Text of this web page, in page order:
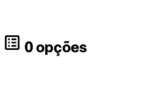
0 opções